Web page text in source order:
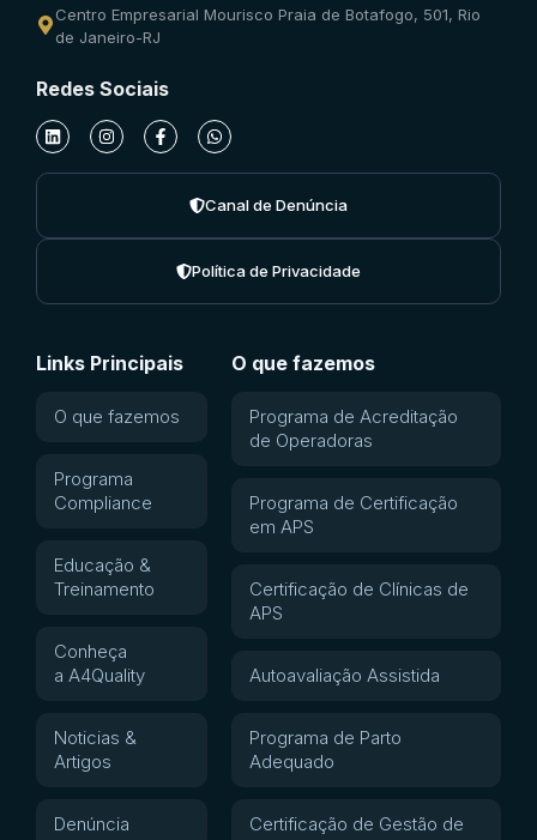
Centro Empresarial Mourisco Praia de Botafogo, 501, Rio
de Janeiro-RJ
Redes Sociais
Canal de Denúncia
Política de Privacidade
Links Principais
O que fazemos
Programa
Compliance
Educação &
Treinamento
Conheça
a A4Quality
Noticias &
Artigos
Denúncia
O que fazemos
Programa de Acreditação
de Operadoras
Programa de Certificação
em APS
Certificação de Clínicas de
APS
Autoavaliação Assistida
Programa de Parto
Adequado
Certificação de Gestão de